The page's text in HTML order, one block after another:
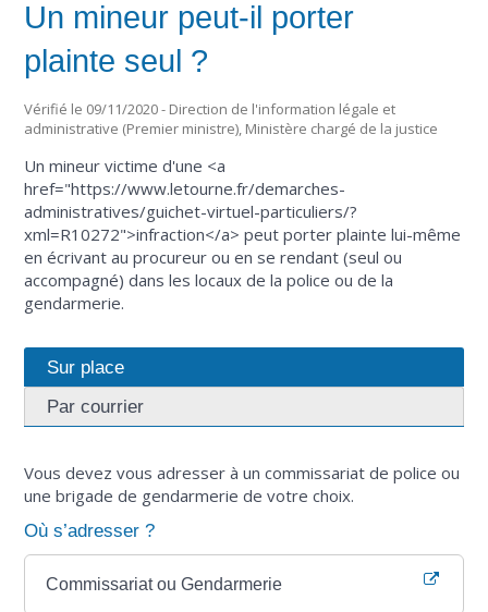
Un mineur peut-il porter
plainte seul ?
Vérifié le 09/11/2020 - Direction de l'information légale et
administrative (Premier ministre), Ministère chargé de la justice
Un mineur victime d'une <a
href="https://www.letourne.fr/demarches-
administratives/guichet-virtuel-particuliers/?
xml=R10272">infraction</a> peut porter plainte lui-même
en écrivant au procureur ou en se rendant (seul ou
accompagné) dans les locaux de la police ou de la
gendarmerie.
Sur place
Par courrier
Vous devez vous adresser à un commissariat de police ou
une brigade de gendarmerie de votre choix.
Où s’adresser ?
Commissariat ou Gendarmerie